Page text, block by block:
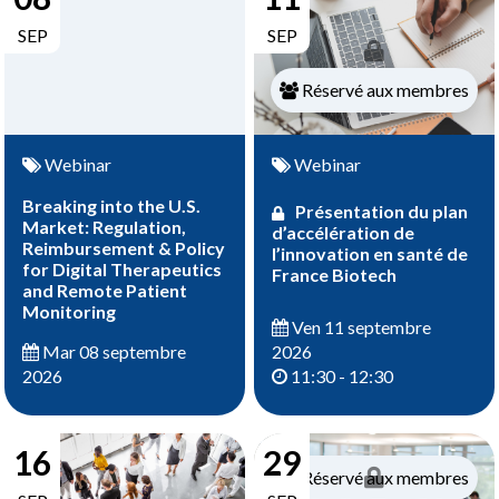
SEP
Webinar
Breaking into the U.S.
Market: Regulation,
Reimbursement & Policy
for Digital Therapeutics
and Remote Patient
Monitoring
Mar 08 septembre
2026
SEP
Réservé aux membres
Webinar
Présentation du plan
d’accélération de
l’innovation en santé de
France Biotech
Ven 11 septembre
2026
11:30 - 12:30
16 29 Réservé aux membres